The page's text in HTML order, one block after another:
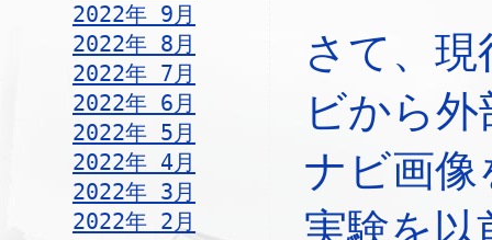
2022年 9月
2022年 8月
2022年 7月
2022年 6月
2022年 5月
2022年 4月
2022年 3月
2022年 2月
さて、
ビから
ナビ画像
実験を以